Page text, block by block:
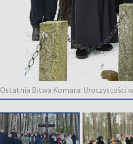
Ostatnia Bitwa Komara: Uroczystości